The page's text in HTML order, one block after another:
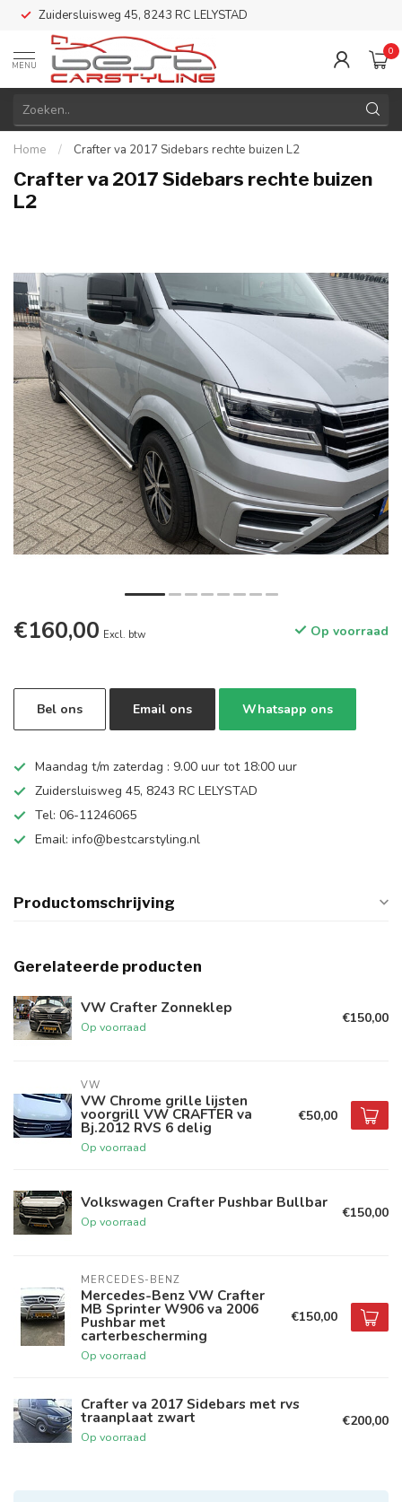
Zuidersluisweg 45, 8243 RC LELYSTAD
MENU
0
Home / Crafter va 2017 Sidebars rechte buizen L2
Crafter va 2017 Sidebars rechte buizen
L2
€160,00 Excl. btw Op voorraad
Bel ons Email ons Whatsapp ons
Maandag t/m zaterdag : 9.00 uur tot 18:00 uur
Zuidersluisweg 45, 8243 RC LELYSTAD
Tel: 06-11246065
Email: info@bestcarstyling.nl
Productomschrijving
Gerelateerde producten
VW Crafter Zonneklep
Op voorraad
€150,00
VW
VW Chrome grille lijsten
voorgrill VW CRAFTER va
Bj.2012 RVS 6 delig
Op voorraad
€50,00
Volkswagen Crafter Pushbar Bullbar
Op voorraad
€150,00
MERCEDES-BENZ
Mercedes-Benz VW Crafter
MB Sprinter W906 va 2006
Pushbar met
carterbescherming
Op voorraad
€150,00
Crafter va 2017 Sidebars met rvs
traanplaat zwart
Op voorraad
€200,00